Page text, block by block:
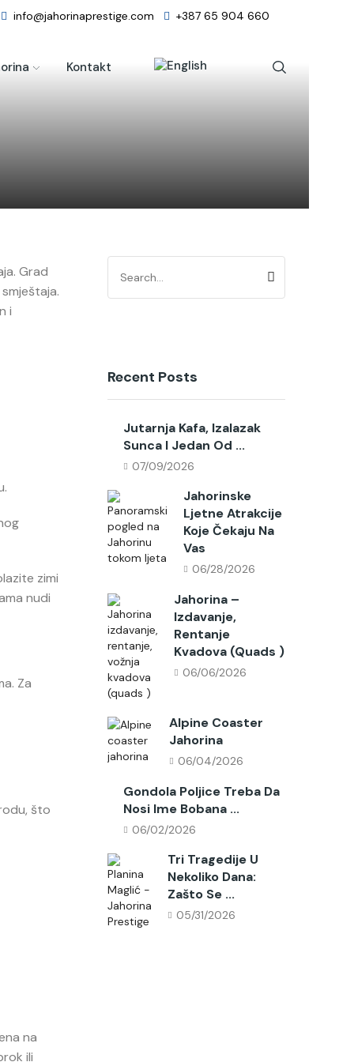
info@jahorinaprestige.com +387 65 904 660
Kontakt
Grad
i
zimi
nudi
Za
što
na
ili
Recent Posts
Jutarnja Kafa, Izalazak
Sunca I Jedan Od ...
07/09/2026
Jahorinske
Ljetne Atrakcije
Koje Čekaju Na
Vas
06/28/2026
Jahorina –
Izdavanje,
Rentanje
Kvadova (quads )
06/06/2026
Alpine Coaster
Jahorina
06/04/2026
Gondola Poljice Treba Da
Nosi Ime Bobana ...
06/02/2026
Tri Tragedije U
Nekoliko Dana:
Zašto Se ...
05/31/2026